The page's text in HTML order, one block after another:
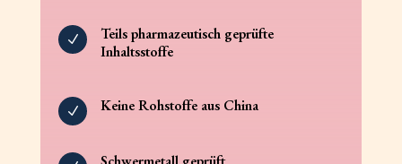
N
Teils pharmazeutisch geprüfte
Inhaltsstoffe
N Keine Rohstoffe aus China